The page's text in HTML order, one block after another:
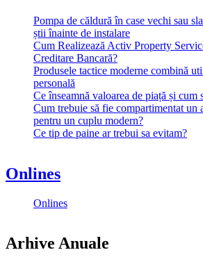
Pompa de căldură în case vechi sau
știi înainte de instalare
Cum Realizează Activ Property
Creditare Bancară?
Produsele tactice moderne combină
personală
Ce înseamnă valoarea de piață și cum
Cum trebuie să fie compartimentat un
pentru un cuplu modern?
Ce tip de paine ar trebui sa evitam?
Onlines
Onlines
Arhive Anuale